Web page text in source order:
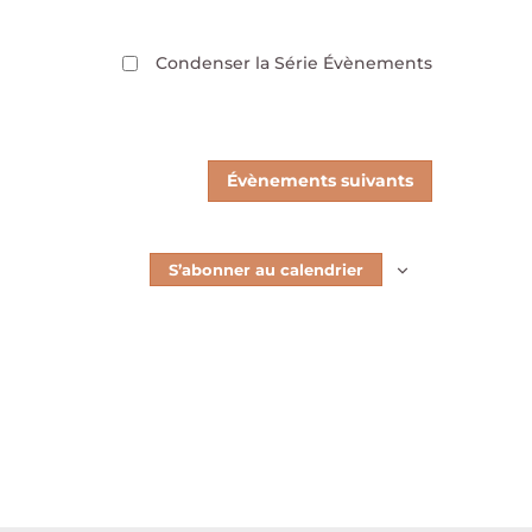
Condenser la Série Évènements
Évènements suivants
S’abonner au calendrier